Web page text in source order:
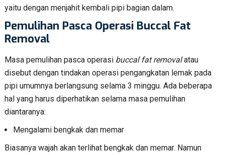
yaitu dengan menjahit kembali pipi bagian dalam.
Pemulihan Pasca Operasi Buccal Fat
Removal
Masa pemulihan pasca operasi buccal fat removalatau
disebut dengan tindakan operasi pengangkatan lemak pada
pipi umumnya berlangsung selama 3 minggu. Ada beberapa
hal yang harus diperhatikan selama masa pemulihan
diantaranya:
Mengalami bengkak dan memar
Biasanya wajah akan terlihat bengkak dan memar. Namun